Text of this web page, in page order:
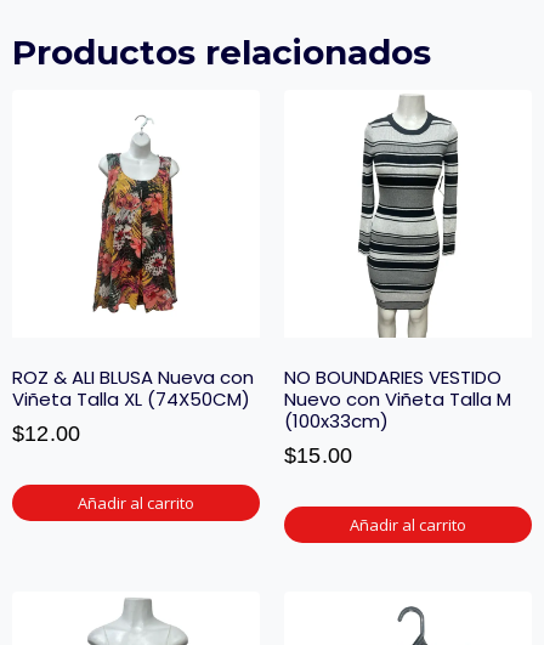
Productos relacionados
ROZ & ALI BLUSA Nueva con
Viñeta Talla XL (74X50CM)
$12.00
Añadir al carrito
NO BOUNDARIES VESTIDO
Nuevo con Viñeta Talla M
(100x33cm)
$15.00
Añadir al carrito